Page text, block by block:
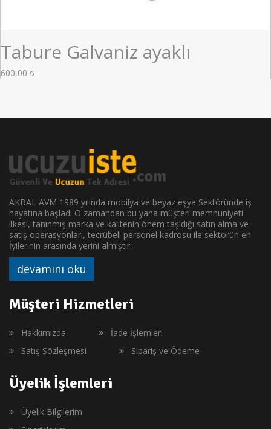
Tabure Galvaniz ayaklı
600,00 ₺
AKBAL AVM 1989 yılında mobilya ve beyaz eşya Sektöründe iş
hayatına başladı O zamandan bu yana müşteri memnuniyeti
ilkesi, tanınmış marka ve kalitenin önem taşıdığı satın alma ve
satış operasyonları, tecrübeli personel kadrosu ile sektörün en
İyilerinin arasında yerini almıştır.
devamını oku
Müşteri Hizmetleri
Hakkımızda
İade İşlemleri
Satış Sözleşmesi
Sipariş ve Ödeme
Üyelik İşlemleri
Üyelik Bilgilerim